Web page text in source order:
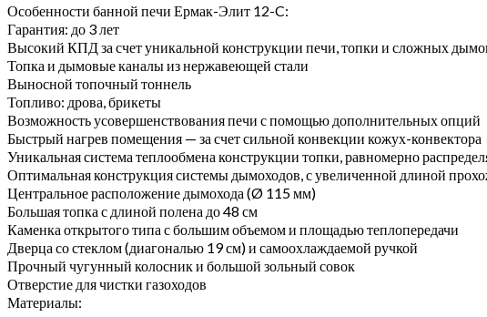
Особенности банной печи Ермак-Элит 12-C:
Гарантия: до 3 лет
Высокий КПД за счет уникальной конструкции печи, топки и сложных
Топка и дымовые каналы из нержавеющей стали
Выносной топочный тоннель
Топливо: дрова, брикеты
Возможность усовершенствования печи с помощью дополнительных опций
Быстрый нагрев помещения — за счет сильной конвекции кожух-конвектора
Уникальная система теплообмена конструкции топки, равномерно
Оптимальная конструкция системы дымоходов, с увеличенной длиной
Центральное расположение дымохода (Ø 115 мм)
Большая топка с длиной полена до 48 см
Каменка открытого типа с большим объемом и площадью теплопередачи
Дверца со стеклом (диагональю 19 см) и самоохлаждаемой ручкой
Прочный чугунный колосник и большой зольный совок
Отверстие для чистки газоходов
Материалы: